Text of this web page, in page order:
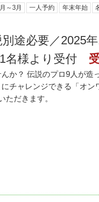
～3月 一人予約 年末年始
途必要／2025
名様より受付
か？ 伝説のプロ9人が造
チャレンジできる「オン
ただきます。